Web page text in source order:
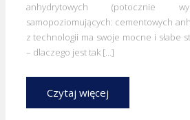
anhydrytowych (potocznie
samopoziomujących: cementowych
z technologii ma swoje mocne i słabe
– dlaczego jest tak […]
Czytaj więcej